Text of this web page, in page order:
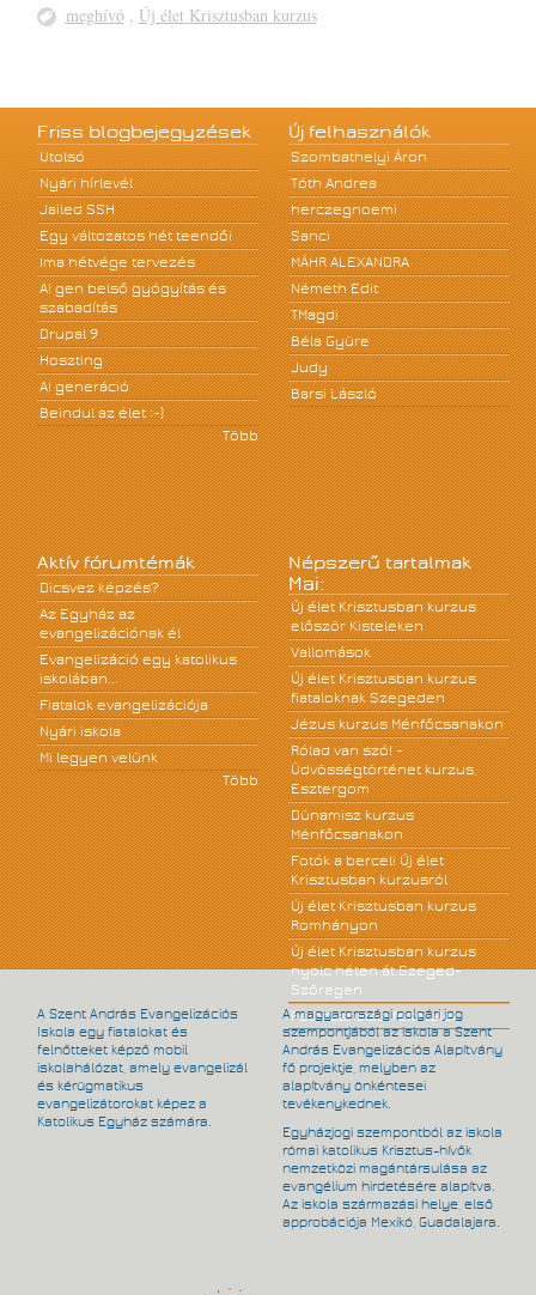
meghívó Új élet Krisztusban kurzus
Friss blogbejegyzések
Utolsó
Nyári hírlevél
Jailed SSH
Egy változatos hét teendői
Ima hétvége tervezés
A! gen belső gyógyítás és
szabadítás
Drupal 9
Hoszting
A! generáció
Beindul az élet :-)
Több
Új felhasználók
Szombathelyi Áron
Tóth Andrea
herczegnoemi
Sanci
MÁHR ALEXANDRA
Németh Edit
TMagdi
Béla Gyüre
Judy
Barsi László
Aktív fórumtémák
Dicsvez képzés?
Az Egyház az
evangelizációnak él
Evangelizáció egy katolikus
iskolában...
Fiatalok evangelizációja
Nyári iskola
Mi legyen velünk
Több
Népszerű tartalmak
Mai:
Új élet Krisztusban kurzus
először Kisteleken
Vallomások
Új élet Krisztusban kurzus
fiataloknak Szegeden
Jézus kurzus Ménfőcsanakon
Rólad van szó! -
Üdvösségtörténet kurzus,
Esztergom
Dünamisz kurzus
Ménfőcsanakon
Fotók a berceli Új élet
Krisztusban kurzusról
Új élet Krisztusban kurzus
Romhányon
Új élet Krisztusban kurzus
nyolc héten át Szeged-
Szőregen
Felhasználási feltételek
A Szent András Evangelizációs
Iskola egy fiatalokat és
felnőtteket képző mobil
iskolahálózat, amely evangelizál
és kérügmatikus
evangelizátorokat képez a
Katolikus Egyház számára.
A magyarországi polgári jog
szempontjából az iskola a Szent
András Evangelizációs Alapítvány
fő projektje, melyben az
alapítvány önkéntesei
tevékenykednek.
Egyházjogi szempontból az iskola
római katolikus Krisztus-hívők
nemzetközi magántársulása az
evangélium hirdetésére alapítva.
Az iskola származási helye, első
approbációja Mexikó, Guadalajara.